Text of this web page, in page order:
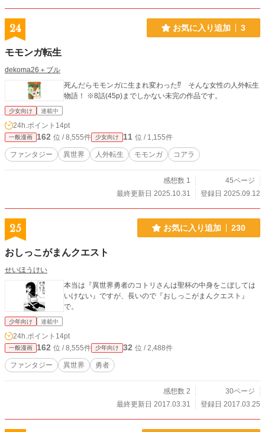
24 お気に入り追加 3
モモンガ転生
dekoma26＋ブル
死んだらモモンガに生まれ変わった⁉ そんな女性の人外転生
物語！ ※8話(45p)までしかない未完の作品です。
少女向け 連載中
24h.ポイント 14pt
一般漫画 162 位 / 8,555件 少女向け 11 位 / 1,155件
ファンタジー 異世界 人外転生 モモンガ コアラ
感想数 1
45ページ
最終更新日 2025.10.31
登録日 2025.09.12
25 お気に入り追加 230
おしっこがまんクエスト
せいほうけい
本当は『異世界勇者のコトリさんは聖杯の中身をこぼしては
いけない』ですが、長いので『おしっこがまんクエスト』
で。
少年向け 連載中
24h.ポイント 14pt
一般漫画 162 位 / 8,555件 少年向け 32 位 / 2,488件
ファンタジー 異世界 勇者
感想数 2
30ページ
最終更新日 2017.03.31
登録日 2017.03.25